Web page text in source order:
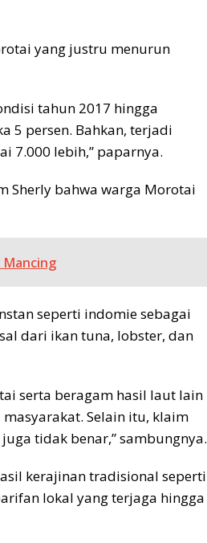
yang justru menurun
tahun 2017 hingga
5 persen. Bahkan, terjadi
7.000 lebih,” paparnya.
Sherly bahwa warga Morotai
seperti indomie sebagai
dari ikan tuna, lobster, dan
serta beragam hasil laut lain
Selain itu, klaim
tidak benar,” sambungnya.
kerajinan tradisional seperti
lokal yang terjaga hingga